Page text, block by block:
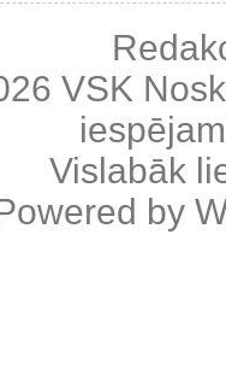
VSK
Vislabāk
by